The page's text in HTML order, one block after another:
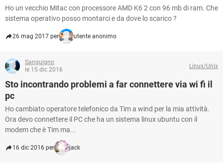
Ho un vecchio Mitac con processore AMD K6 2 con 96 mb di ram. Che
sistema operativo posso montarci e da dove lo scarico ?
26 mag 2017 per utente anonimo
Sanguigno
le 15 dic 2016
Linux/Unix
Sto incontrando problemi a far connettere via wi fi il
pc
Ho cambiato operatore telefonico da Tim a wind per la mia attività.
Ora devo connettere il PC che ha un sistema linux ubuntu con il
modem che è Tim ma...
16 dic 2016 per jack